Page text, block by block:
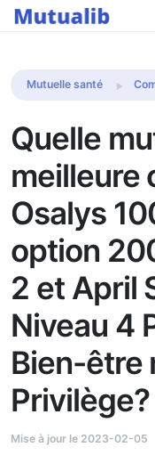
Mutuelle santé
Quelle
meilleure
Osalys
option
2 et April
Niveau 4
Bien-être
Privilège?
Mise à jour le 2023-02-05